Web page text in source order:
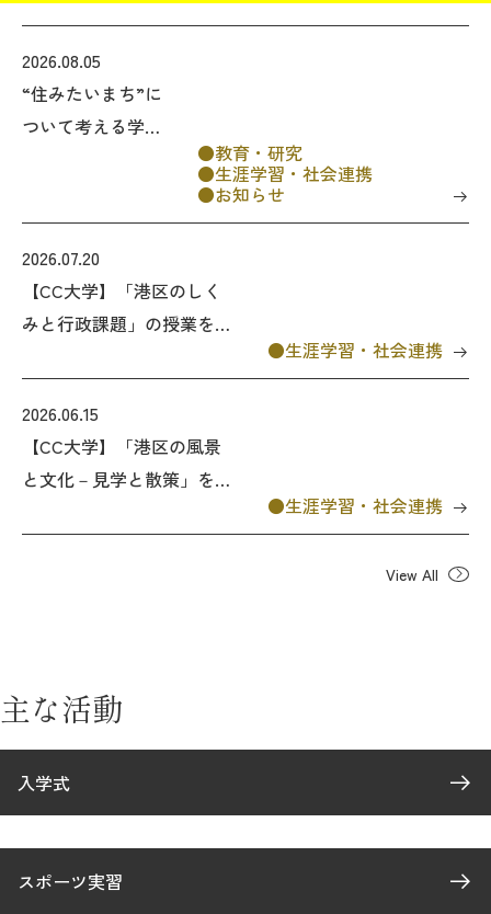
2026.08.05
教育・研究
生涯学習・社会連携
お知らせ
“住みたいまち”に
ついて考える学習
生きたいのか ―
山谷の実践から考
える、孤立をこえ
たつながり―」
2026.07.20
生涯学習・社会連携
【CC大学】「港区のしく
みと行政課題」の授業を港
2026.06.15
生涯学習・社会連携
【CC大学】「港区の風景
と文化－見学と散策」を実
View All
主な活動
入学式
スポーツ実習